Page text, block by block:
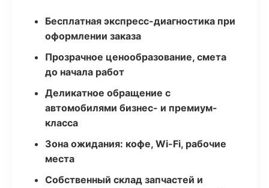
Бесплатная экспресс-диагностика при
оформлении заказа
Прозрачное ценообразование, смета
до начала работ
Деликатное обращение с
автомобилями бизнес- и премиум-
класса
Зона ожидания: кофе, Wi-Fi, рабочие
места
Собственный склад запчастей и